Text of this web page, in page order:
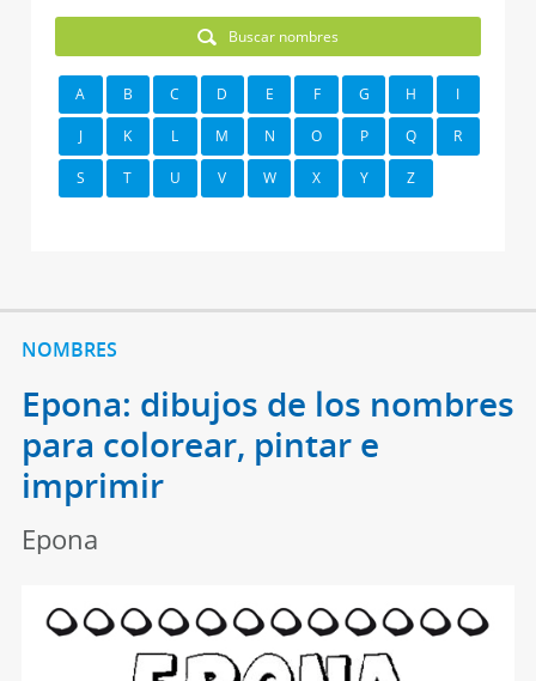
Buscar nombres
A B C D E F G H I
J K L M N O P Q R
S T U V W X Y Z
NOMBRES
Epona: dibujos de los nombres
para colorear, pintar e
imprimir
Epona